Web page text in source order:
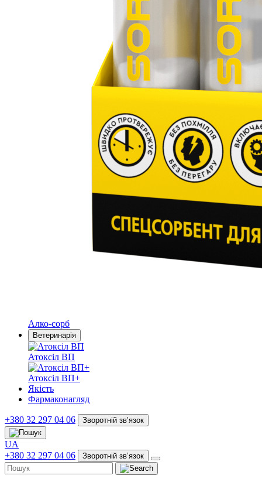
Алко-сорб
Ветеринарія
Атоксіл ВП
Атоксіл ВП+
Якість
Фармаконагляд
+380 32 297 04 06 Зворотній звʼязок
UA
+380 32 297 04 06
Зворотній звʼязок